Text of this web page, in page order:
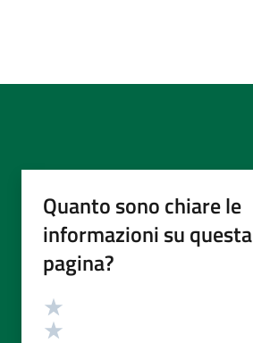
Quanto sono chiare le
informazioni su questa
pagina?
Valutazione